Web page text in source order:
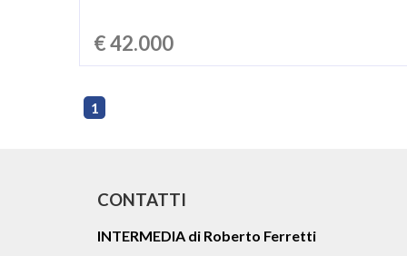
€ 42.000
1
CONTATTI
INTERMEDIA di Roberto Ferretti